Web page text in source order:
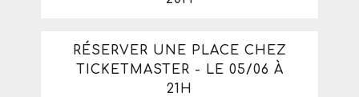
RÉSERVER UNE PLACE CHEZ
TICKETMASTER - LE 05/06 À
21H